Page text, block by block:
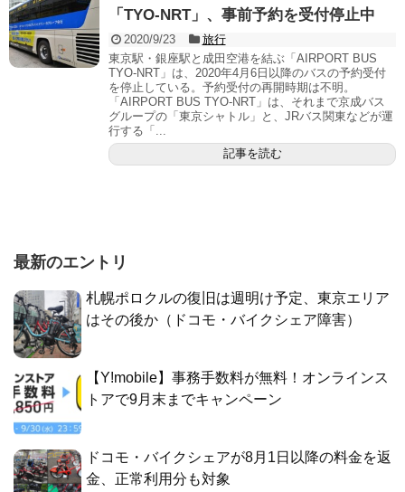
「TYO-NRT」、事前予約を受付停止中
2020/9/23
旅行
東京駅・銀座駅と成田空港を結ぶ「AIRPORT BUS
TYO-NRT」は、2020年4月6日以降のバスの予約受付
を停止している。予約受付の再開時期は不明。
「AIRPORT BUS TYO-NRT」は、それまで京成バス
グループの「東京シャトル」と、JRバス関東などが運
行する「...
記事を読む
最新のエントリ
札幌ポロクルの復旧は週明け予定、東京エリア
はその後か（ドコモ・バイクシェア障害）
【Y!mobile】事務手数料が無料！オンラインス
トアで9月末までキャンペーン
ドコモ・バイクシェアが8月1日以降の料金を返
金、正常利用分も対象